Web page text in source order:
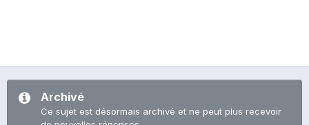
Archivé
Ce sujet est désormais archivé et ne peut plus recevoir